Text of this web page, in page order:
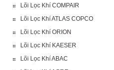
Lõi Lọc Khí COMPAIR
Lõi Lọc Khí ATLAS COPCO
Lõi Lọc Khí ORION
Lõi Lọc Khí KAESER
Lõi Lọc Khí ABAC